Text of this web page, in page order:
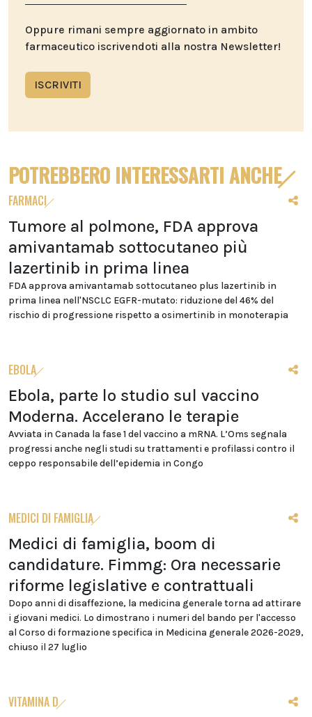
Oppure rimani sempre aggiornato in ambito
farmaceutico iscrivendoti alla nostra Newsletter!
ISCRIVITI
POTREBBERO INTERESSARTI ANCHE
FARMACI
Tumore al polmone, FDA approva
amivantamab sottocutaneo più
lazertinib in prima linea
FDA approva amivantamab sottocutaneo plus lazertinib in
prima linea nell'NSCLC EGFR-mutato: riduzione del 46% del
rischio di progressione rispetto a osimertinib in monoterapia
EBOLA
Ebola, parte lo studio sul vaccino
Moderna. Accelerano le terapie
Avviata in Canada la fase 1 del vaccino a mRNA. L’Oms segnala
progressi anche negli studi su trattamenti e profilassi contro il
ceppo responsabile dell’epidemia in Congo
MEDICI DI FAMIGLIA
Medici di famiglia, boom di
candidature. Fimmg: Ora necessarie
riforme legislative e contrattuali
Dopo anni di disaffezione, la medicina generale torna ad attirare
i giovani medici. Lo dimostrano i numeri del bando per l'accesso
al Corso di formazione specifica in Medicina generale 2026-2029,
chiuso il 27 luglio
VITAMINA D